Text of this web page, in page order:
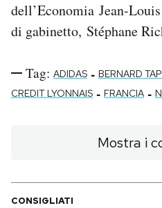
dell’Economia Jean-
di gabinetto, Stéphane
Tag: ADIDAS - BERNARD
CREDIT LYONNAIS - FRANCIA -
Mostra i
CONSIGLIATI